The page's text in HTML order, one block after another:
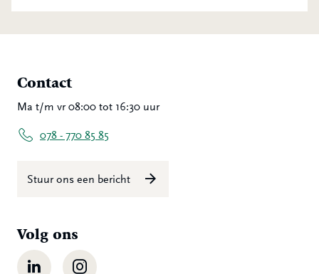
Contact
Ma t/m vr 08:00 tot 16:30 uur
078 - 770 85 85
Stuur ons een bericht
Volg ons
LinkedIn Instagram